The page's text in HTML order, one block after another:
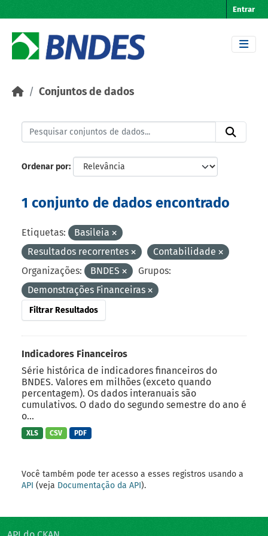
Entrar
Conjuntos de dados
Ordenar por
1 conjunto de dados encontrado
Etiquetas:
Basileia
Resultados recorrentes
Contabilidade
Organizações:
BNDES
Grupos:
Demonstrações Financeiras
Filtrar Resultados
Indicadores Financeiros
Série histórica de indicadores financeiros do
BNDES. Valores em milhões (exceto quando
percentagem). Os dados interanuais são
cumulativos. O dado do segundo semestre do ano é
o...
XLS CSV PDF
Você também pode ter acesso a esses registros usando a
API (veja Documentação da API).